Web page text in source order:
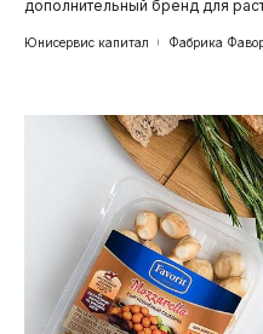
дополнительный бренд для
Юнисервис капитал Фабрика